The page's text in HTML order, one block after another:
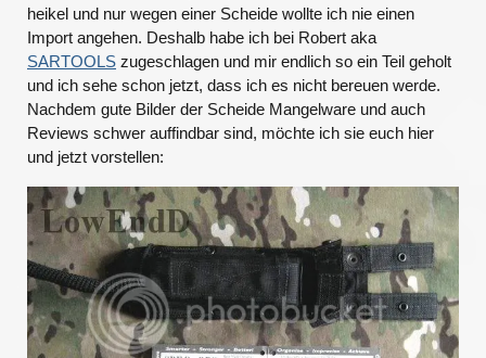
heikel und nur wegen einer Scheide wollte ich nie einen
Import angehen. Deshalb habe ich bei Robert aka
SARTOOLS zugeschlagen und mir endlich so ein Teil geholt
und ich sehe schon jetzt, dass ich es nicht bereuen werde.
Nachdem gute Bilder der Scheide Mangelware und auch
Reviews schwer auffindbar sind, möchte ich sie euch hier
und jetzt vorstellen: